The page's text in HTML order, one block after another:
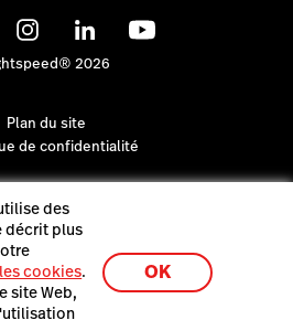
2026
Plan du site
de confidentialité
des
décrit plus
cookies.
site Web,
OK